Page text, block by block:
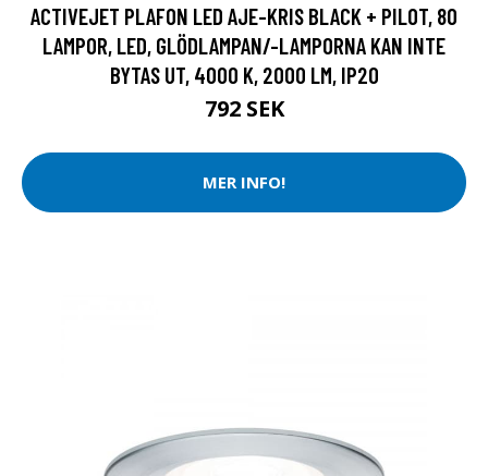
ACTIVEJET PLAFON LED AJE-KRIS BLACK + PILOT, 80
LAMPOR, LED, GLÖDLAMPAN/-LAMPORNA KAN INTE
BYTAS UT, 4000 K, 2000 LM, IP20
792 SEK
MER INFO!